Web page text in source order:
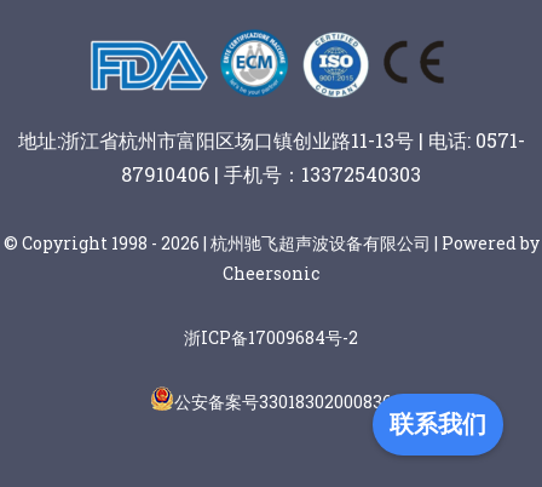
地址:浙江省杭州市富阳区场口镇创业路11-13号 | 电话: 0571-
87910406 | 手机号：13372540303
© Copyright 1998 - 2026 | 杭州驰飞超声波设备有限公司 | Powered by
Cheersonic
浙ICP备17009684号-2
公安备案号33018302000836
联系我们